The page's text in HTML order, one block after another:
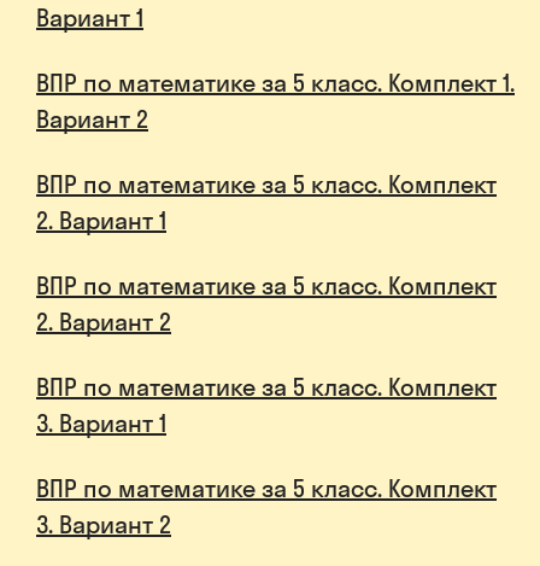
Вариант 1
ВПР по математике за 5 класс. Комплект 1.
Вариант 2
ВПР по математике за 5 класс. Комплект
2. Вариант 1
ВПР по математике за 5 класс. Комплект
2. Вариант 2
ВПР по математике за 5 класс. Комплект
3. Вариант 1
ВПР по математике за 5 класс. Комплект
3. Вариант 2